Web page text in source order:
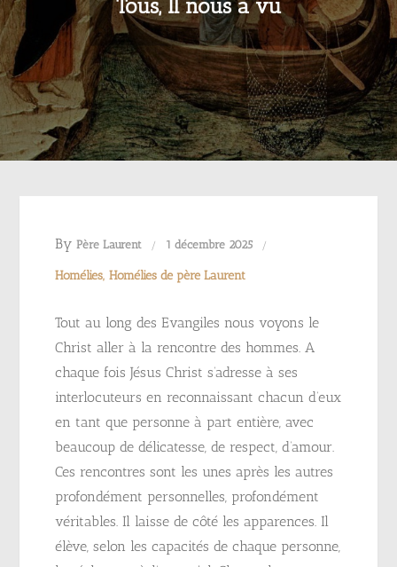
Tous, Il nous a vu
ByPère Laurent 1 décembre 2025
Homélies Homélies de père Laurent
Tout au long des Evangiles nous voyons le
Christ aller à la rencontre des hommes. A
chaque fois Jésus Christ s’adresse à ses
interlocuteurs en reconnaissant chacun d’eux
en tant que personne à part entière, avec
beaucoup de délicatesse, de respect, d’amour.
Ces rencontres sont les unes après les autres
profondément personnelles, profondément
véritables. Il laisse de côté les apparences. Il
élève, selon les capacités de chaque personne,